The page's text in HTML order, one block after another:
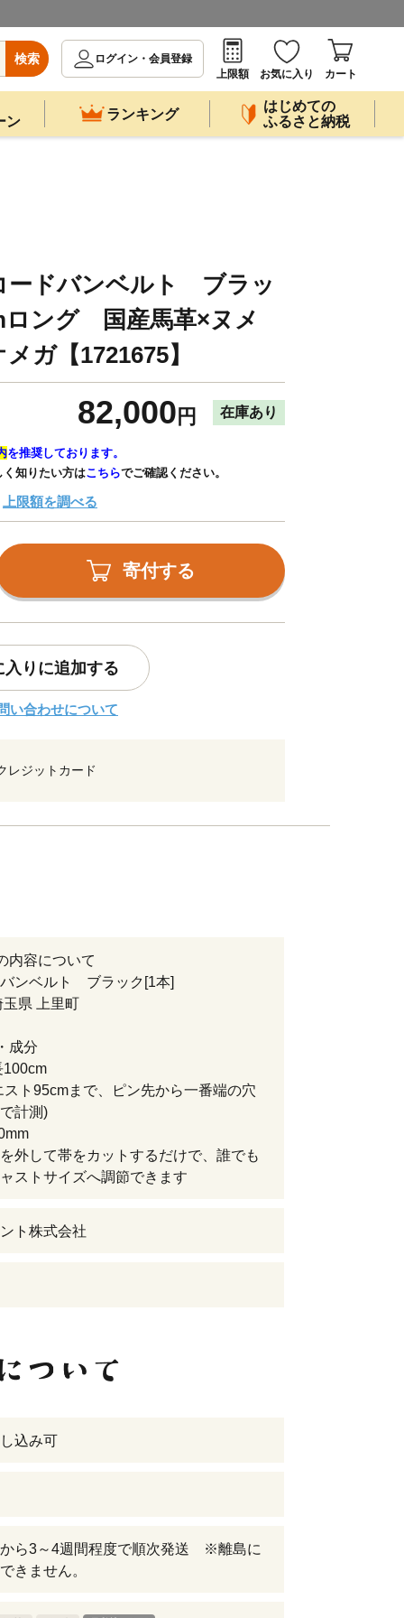
検索
ログイン・会員登録
上限額
お気に入り カート
ン ランキング
はじめての
ふるさと納税
ドバンベルト ブラッ
ング 国産馬革×ヌメ
ガ【1721675】
82,000 円 在庫あり
を推奨しております。
知りたい方はこちらでご確認ください。
上限額を調べる
寄付する
入りに追加する
い合わせについて
レジットカード
内容について
ンベルト ブラック[1本]
県 上里町
成分
100cm
スト95cmまで、ピン先から一番端の穴
計測)
外して帯をカットするだけで、誰でも
ストサイズへ調節できます
ト株式会社
込み可
ら3～4週間程度で順次発送 ※離島に
きません。